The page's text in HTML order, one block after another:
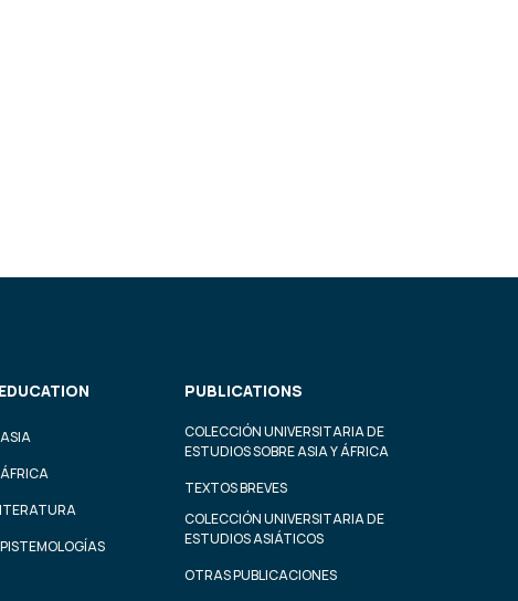
PUBLICATIONS
COLECCIÓN UNIVERSITARIA DE
ESTUDIOS SOBRE ASIA Y ÁFRICA
TEXTOS BREVES
COLECCIÓN UNIVERSITARIA DE
ESTUDIOS ASIÁTICOS
OTRAS PUBLICACIONES